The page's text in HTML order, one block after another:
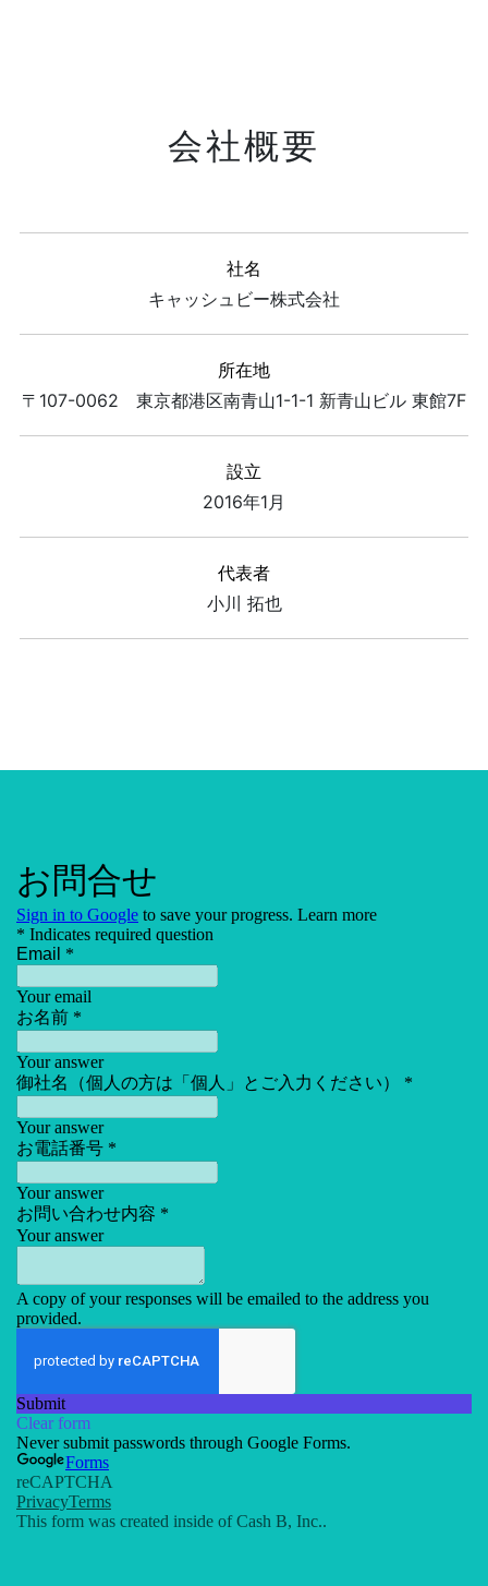
会社概要
社名
キャッシュビー株式会社
所在地
〒107-0062 東京都港区南青山1-1-1 新青山ビル 東館7F
設立
2016年1月
代表者
小川 拓也